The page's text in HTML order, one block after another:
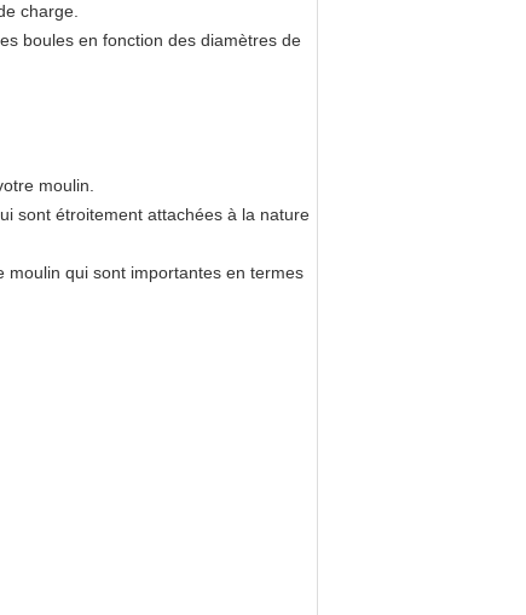
charge.
boules en fonction des diamètres de
moulin.
sont étroitement attachées à la nature
moulin qui sont importantes en termes